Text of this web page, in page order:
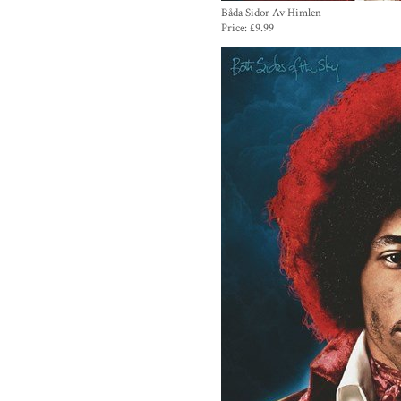
Båda Sidor Av Himlen
Price:£9.99